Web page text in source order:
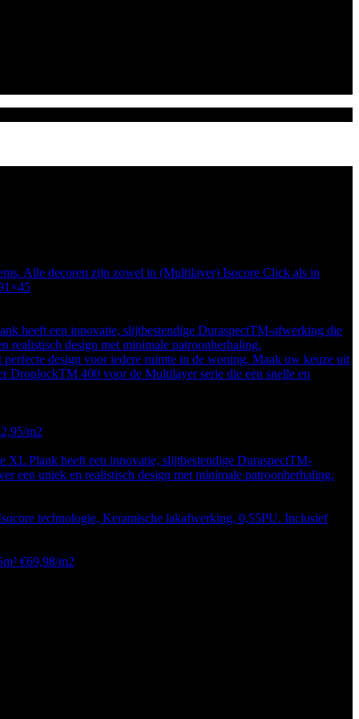
Alle decoren zijn zowel in (Multilayer) Isocore Click als in
heeft een innovatie, slijtbestendige DuraspectTM-afwerking die
realistisch design met minimale patroonherhaling.
design voor iedere ruimte in de woning. Maak uw keuze uit
DroplockTM 400 voor de Multilayer serie die een snelle en
m2
Plank heeft een innovatie, slijtbestendige DuraspectTM-
een uniek en realistisch design met minimale patroonherhaling.
technologie, Keramische lakafwerking, 0,55PU. Inclusief
€69,98/m2